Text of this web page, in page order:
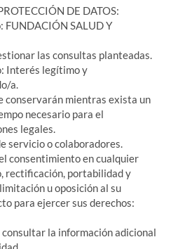
DE DATOS:
SALUD Y
las consultas planteadas.
Interés legítimo y
a.
conservarán mientras exista un
necesario para el
legales.
servicio o colaboradores.
consentimiento en cualquier
rectificación, portabilidad y
u oposición al su
para ejercer sus derechos:
la información adicional